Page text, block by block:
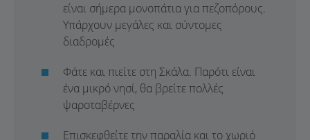
είναι σήμερα μονοπάτια για πεζοπόρους.
Υπάρχουν μεγάλες και σύντομες
διαδρομές
Φάτε και πιείτε στη Σκάλα. Παρότι είναι
ένα μικρό νησί, θα βρείτε πολλές
ψαροταβέρνες
Επισκεφθείτε την παραλία και το χωριό